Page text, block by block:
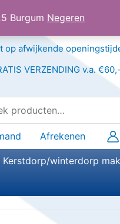
Burgum Negeren
op afwijkende
VERZENDING v.a. €60,-
Afrekenen
Kerstdorp/winterdorp